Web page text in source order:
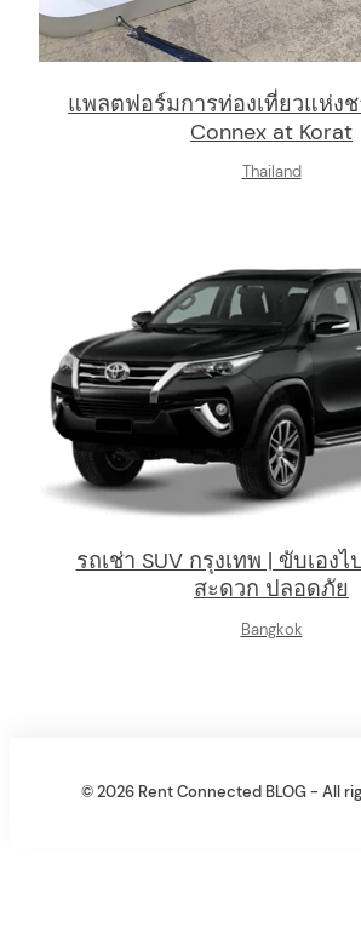
แพลตฟอร์มการท่องเที่ยวแห่งช
Connex at Korat
Thailand
รถเช่า SUV กรุงเทพ | ขับเอง
สะดวก ปลอดภัย
Bangkok
© 2026 Rent Connected BLOG - All